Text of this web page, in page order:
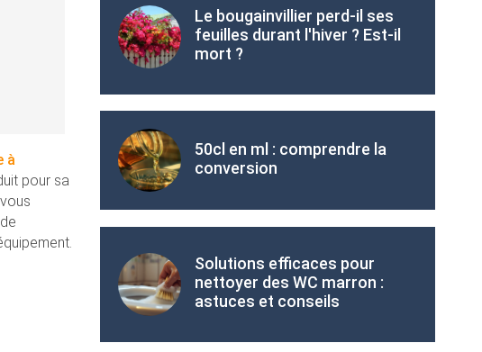
à
pour sa
Le bougainvillier perd-il ses
feuilles durant l'hiver ? Est-il
mort ?
50cl en ml : comprendre la
conversion
Solutions efficaces pour
nettoyer des WC marron :
astuces et conseils